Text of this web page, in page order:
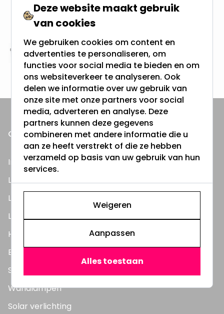
Gratis verzending + snel geleverd
Vanaf EUR100,- naar NL & BE
& 100 dagen recht op retour
Altijd uit eigen voorraad
3000m2 - 60.000+ Producten
ONZE PRODUCTEN
Inbouwspots
LED Lampen
LED TL Buizen
LED Panelen
Highbay's / Ufo's
Bouwlampen
Straatlampen
Wandlampen
Solar verlichting
Deze website maakt gebruik
van cookies
We gebruiken cookies om content en
advertenties te personaliseren, om
functies voor social media te bieden en om
ons websiteverkeer te analyseren. Ook
delen we informatie over uw gebruik van
onze site met onze partners voor social
media, adverteren en analyse. Deze
partners kunnen deze gegevens
combineren met andere informatie die u
aan ze heeft verstrekt of die ze hebben
verzameld op basis van uw gebruik van hun
services.
Weigeren
Aanpassen
Alles toestaan